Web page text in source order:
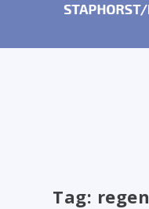
Tag: regen